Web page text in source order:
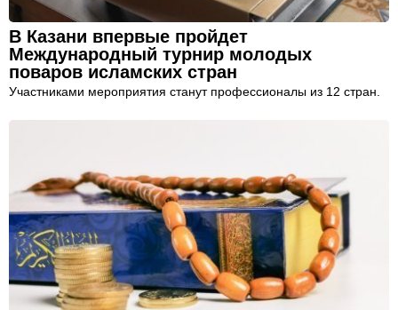
В Казани впервые пройдет
Международный турнир молодых
поваров исламских стран
Участниками мероприятия станут профессионалы из 12 стран.